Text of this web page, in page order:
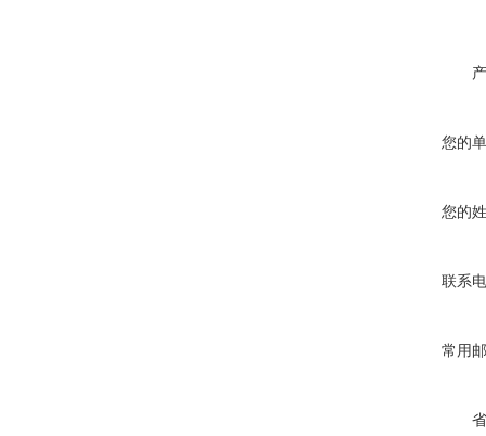
您的
您的
联系
常用